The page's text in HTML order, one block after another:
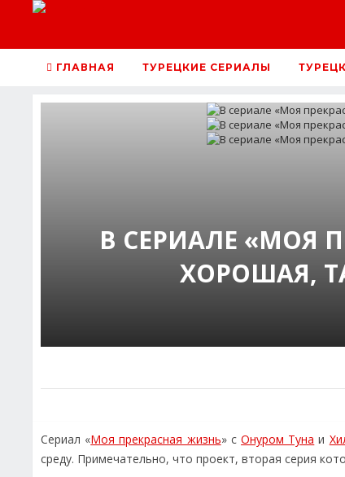
ГЛАВНАЯ ТУРЕЦКИЕ СЕРИАЛЫ
В СЕРИАЛЕ «МОЯ
ХОРОШАЯ,
Сериал «Моя прекрасная жизнь» сОнуром Туна и
среду. Примечательно, что проект, вторая серия